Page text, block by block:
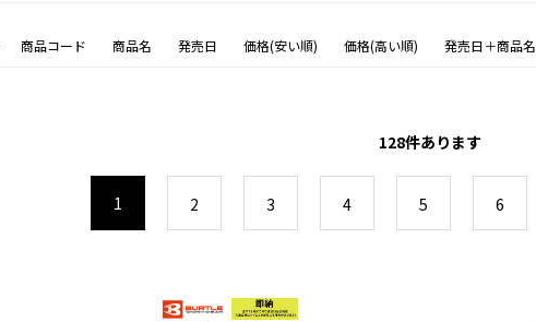
商品コード 商品名 発売日 価格(安い順) 価格(高い順) 発売日＋商品名
128件あります
1 2 3 4 5 6